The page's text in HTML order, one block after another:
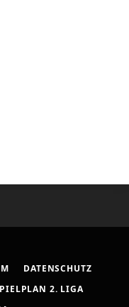
DATENSCHUTZ
2. LIGA